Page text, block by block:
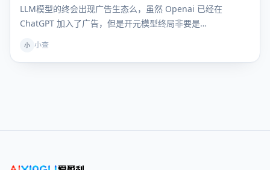
LLM模型的终会出现广告生态么，虽然 Openai 已经在
ChatGPT 加入了广告，但是开元模型终局非要是…
小 小查